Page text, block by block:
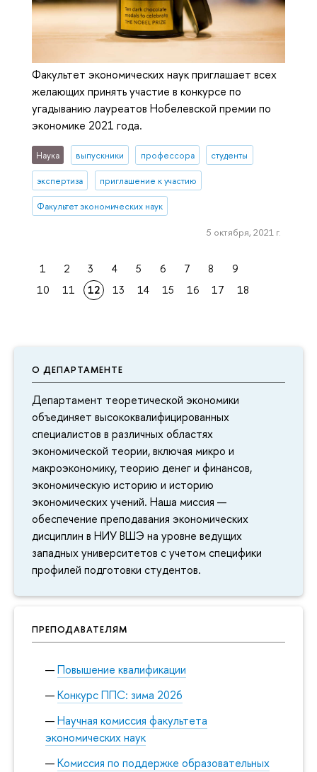
О ДЕПАРТАМЕНТЕ
Департамент теоретической экономики
объединяет высококвалифицированных
специалистов в различных областях
экономической теории, включая микро и
макроэкономику, теорию денег и финансов,
экономическую историю и историю
экономических учений. Наша миссия —
обеспечение преподавания экономических
дисциплин в НИУ ВШЭ на уровне ведущих
западных университетов с учетом специфики
профилей подготовки студентов.
ПРЕПОДАВАТЕЛЯМ
Повышение квалификации
Конкурс ППС: зима 2026
Научная комиссия факультета
экономических наук
Комиссия по поддержке образовательных
Факультет экономических наук приглашает всех
желающих принять участие в конкурсе по
угадыванию лауреатов Нобелевской премии по
экономике 2021 года.
Наука выпускники профессора студенты
экспертиза приглашение к участию
Факультет экономических наук
5 октября, 2021 г.
1 2 3 4 5 6 7 8
9
10
11 12 13 14 15 16 17 18